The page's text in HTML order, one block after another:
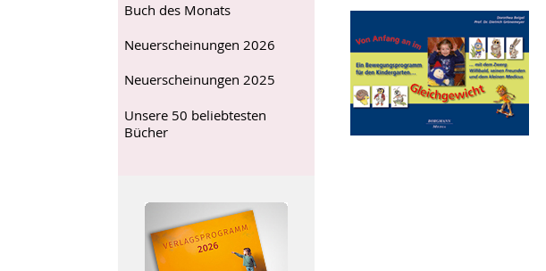
Buch des Monats
Neuerscheinungen 2026
Neuerscheinungen 2025
Unsere 50 beliebtesten
Bücher